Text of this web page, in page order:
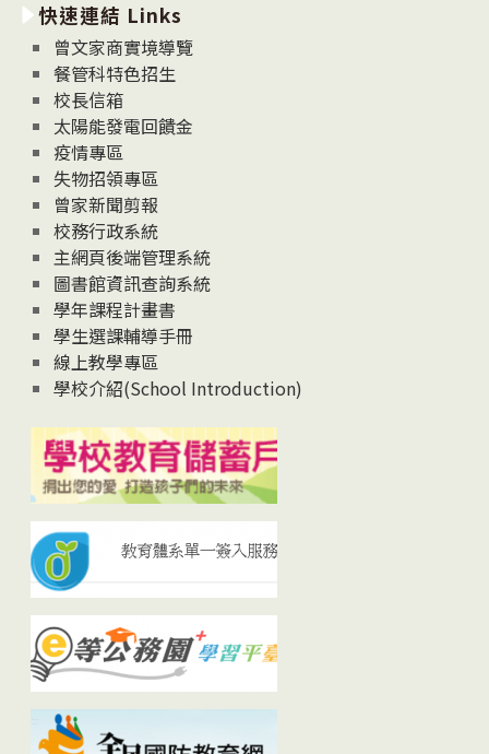
消
息
News
快速連結 Links
曾文家商實境導覽
餐管科特色招生
校長信箱
太陽能發電回饋金
疫情專區
失物招領專區
曾家新聞剪報
校務行政系統
主網頁後端管理系統
圖書館資訊查詢系統
學年課程計畫書
學生選課輔導手冊
線上教學專區
學校介紹(School Introduction)